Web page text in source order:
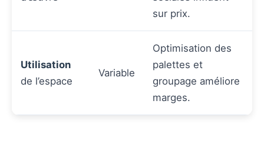
sur prix.
Utilisation
de l’espace
Variable
Optimisation des
palettes et
groupage améliore
marges.